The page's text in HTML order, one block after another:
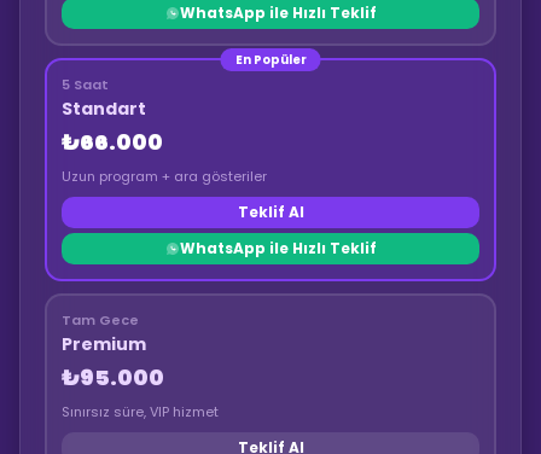
WhatsApp ile Hızlı Teklif
En Popüler
5 Saat
Standart
₺66.000
Uzun program + ara gösteriler
Teklif Al
WhatsApp ile Hızlı Teklif
Tam Gece
Premium
₺95.000
Sınırsız süre, VIP hizmet
Teklif Al